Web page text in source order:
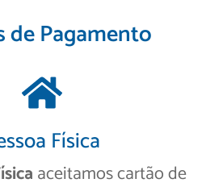
de Pagamento
Física
aceitamos cartão de